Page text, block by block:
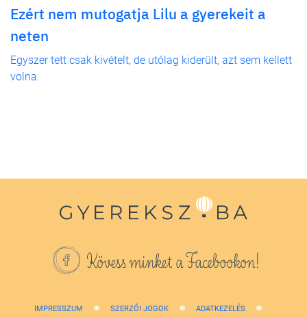
Ezért nem mutogatja Lilu a gyerekeit a
neten
Egyszer tett csak kivételt, de utólag kiderült, azt sem kellett
volna.
Kövess minket a Facebookon!
IMPRESSZUM SZERZŐI JOGOK ADATKEZELÉS